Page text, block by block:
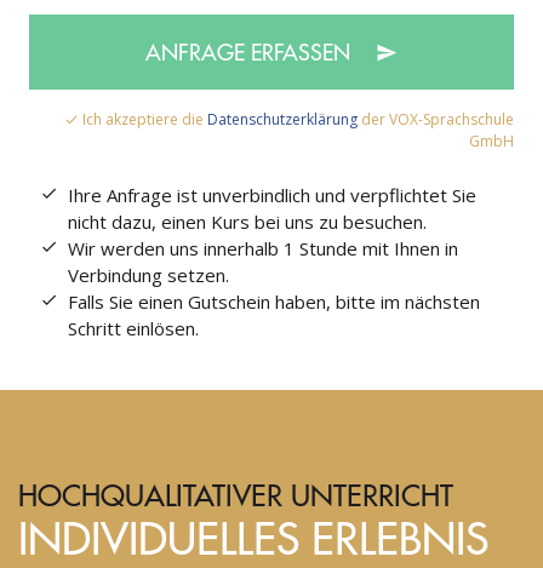
ANFRAGE ERFASSEN
Ich akzeptiere die Datenschutzerklärung der VOX-Sprachschule
GmbH
Ihre Anfrage ist unverbindlich und verpflichtet Sie
nicht dazu, einen Kurs bei uns zu besuchen.
Wir werden uns innerhalb 1 Stunde mit Ihnen in
Verbindung setzen.
Falls Sie einen Gutschein haben, bitte im nächsten
Schritt einlösen.
HOCHQUALITATIVER UNTERRICHT
INDIVIDUELLES ERLEBNIS